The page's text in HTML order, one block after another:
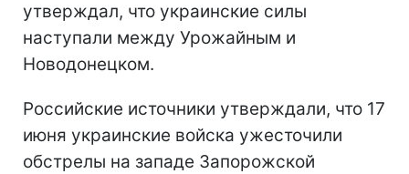
утверждал, что украинские силы
наступали между Урожайным и
Новодонецком.
Российские источники утверждали, что 17
июня украинские войска ужесточили
обстрелы на западе Запорожской